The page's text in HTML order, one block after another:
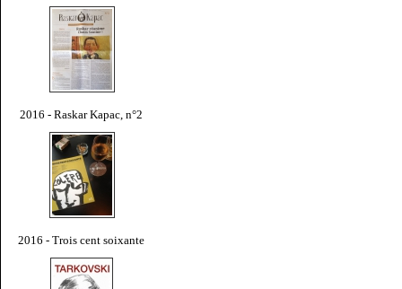
2016 - Raskar Kapac, n°2
2016 - Trois cent soixante